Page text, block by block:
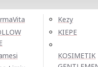
Kezy
KIEPE
KOSIMETIK